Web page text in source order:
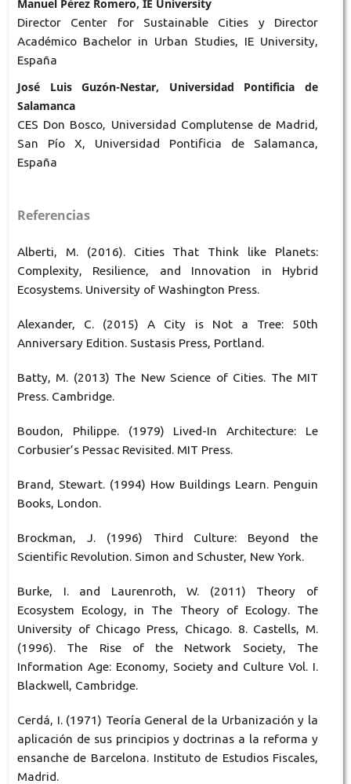
Manuel Pérez Romero, IE University
Director Center for Sustainable Cities y Director
Académico Bachelor in Urban Studies, IE University,
España
José Luis Guzón-Nestar, Universidad Pontificia de
Salamanca
CES Don Bosco, Universidad Complutense de Madrid,
San Pío X, Universidad Pontificia de Salamanca,
España
Referencias
Alberti, M. (2016). Cities That Think like Planets:
Complexity, Resilience, and Innovation in Hybrid
Ecosystems. University of Washington Press.
Alexander, C. (2015) A City is Not a Tree: 50th
Anniversary Edition. Sustasis Press, Portland.
Batty, M. (2013) The New Science of Cities. The MIT
Press. Cambridge.
Boudon, Philippe. (1979) Lived-In Architecture: Le
Corbusier’s Pessac Revisited. MIT Press.
Brand, Stewart. (1994) How Buildings Learn. Penguin
Books, London.
Brockman, J. (1996) Third Culture: Beyond the
Scientific Revolution. Simon and Schuster, New York.
Burke, I. and Laurenroth, W. (2011) Theory of
Ecosystem Ecology, in The Theory of Ecology. The
University of Chicago Press, Chicago. 8. Castells, M.
(1996). The Rise of the Network Society, The
Information Age: Economy, Society and Culture Vol. I.
Blackwell, Cambridge.
Cerdá, I. (1971) Teoría General de la Urbanización y la
aplicación de sus principios y doctrinas a la reforma y
ensanche de Barcelona. Instituto de Estudios Fiscales,
Madrid.